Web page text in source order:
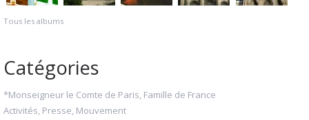
Tous les albums
Catégories
*Monseigneur le Comte de Paris, Famille de France
Activités, Presse, Mouvement